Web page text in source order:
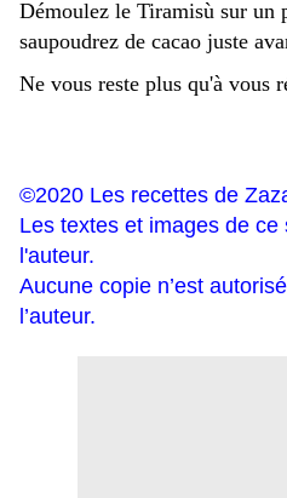
Démoulez le Tiramisù sur un
saupoudrez de cacao juste
Ne vous reste plus qu'à vous
©2020 Les recettes de
Les textes et images de
l'auteur.
Aucune copie n’est
l’auteur.